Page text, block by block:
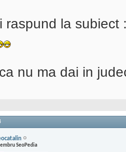
raspund la
nu ma dai in
SeoPedia